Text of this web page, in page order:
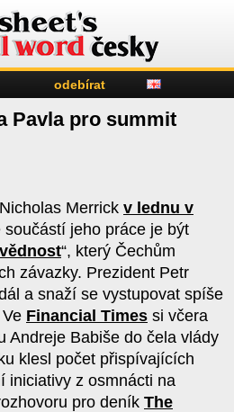
odebírat
Pavla pro summit
Merrick v lednu v
součástí jeho práce je být
“, který Čechům
závazky. Prezident Petr
a snaží se vystupovat spíše
Financial Times si včera
Andreje Babiše do čela vlády
klesl počet přispívajících
iniciativy z osmnácti na
pro deník The